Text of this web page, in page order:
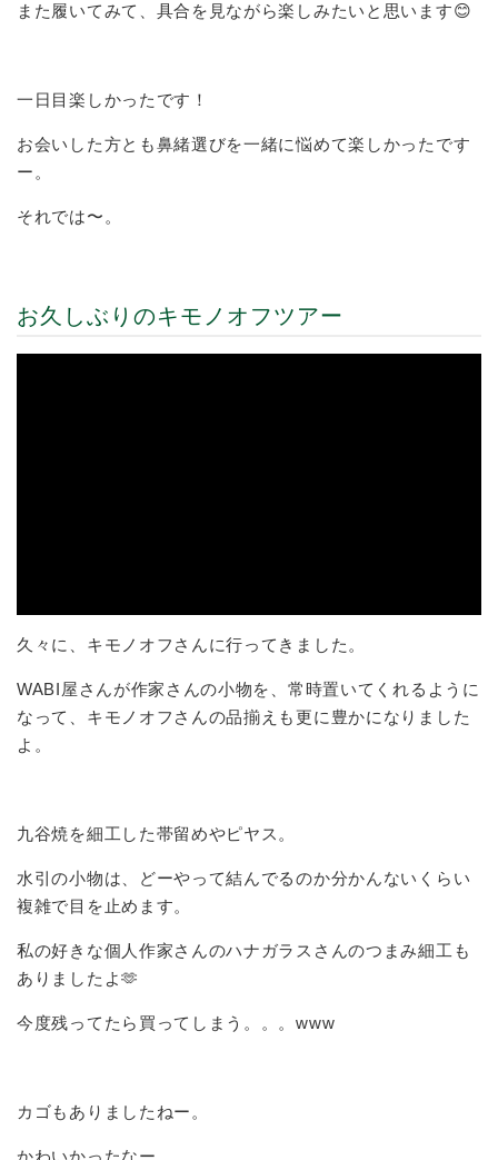
また履いてみて、具合を見ながら楽しみたいと思います😊
一日目楽しかったです！
お会いした方とも鼻緒選びを一緒に悩めて楽しかったです
ー。
それでは〜。
お久しぶりのキモノオフツアー
久々に、キモノオフさんに行ってきました。
WABI屋さんが作家さんの小物を、常時置いてくれるように
なって、キモノオフさんの品揃えも更に豊かになりました
よ。
九谷焼を細工した帯留めやピヤス。
水引の小物は、どーやって結んでるのか分かんないくらい
複雑で目を止めます。
私の好きな個人作家さんのハナガラスさんのつまみ細工も
ありましたよ🫶
今度残ってたら買ってしまう。。。www
カゴもありましたねー。